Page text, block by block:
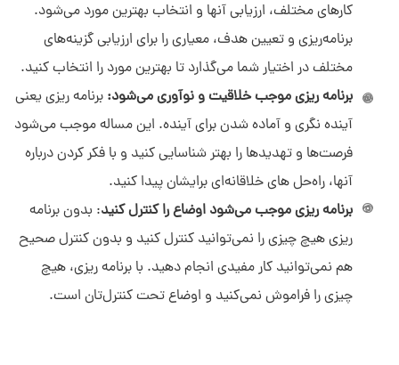
کارهای مختلف، ارزیابی آنها و انتخاب بهترین مورد می‌شود.
برنامه‌ریزی و تعیین هدف، معیاری را برای ارزیابی گزینه‌های
مختلف در اختیار شما می‌گذارد تا بهترین مورد را انتخاب کنید.
برنامه ریزی موجب خلاقیت و نوآوری می‌شود: برنامه ریزی یعنی
آینده نگری و آماده شدن برای آینده. این مساله موجب می‌شود
فرصت‌ها و تهدیدها را بهتر شناسایی کنید و با فکر کردن درباره
آنها، راه‌حل های خلاقانه‌ای برایشان پیدا کنید.
برنامه ریزی موجب می‌شود اوضاع را کنترل کنید: بدون برنامه
ریزی هیچ چیزی را نمی‌توانید کنترل کنید و بدون کنترل صحیح
هم نمی‌توانید کار مفیدی انجام دهید. با برنامه ریزی، هیچ
چیزی را فراموش نمی‌کنید و اوضاع تحت کنترل‌تان است.